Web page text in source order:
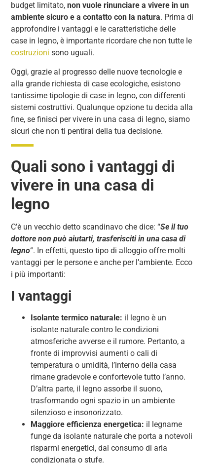
budget limitato,non vuole rinunciare a vivere in un
ambiente sicuro e a contatto con la natura. Prima di
approfondire i vantaggi e le caratteristiche delle
case in legno, è importante ricordare che non tutte le
costruzioni sono uguali.
Oggi, grazie al progresso delle nuove tecnologie e
alla grande richiesta di case ecologiche, esistono
tantissime tipologie di case in legno, con differenti
sistemi costruttivi. Qualunque opzione tu decida alla
fine, se finisci per vivere in una casa di legno, siamo
sicuri che non ti pentirai della tua decisione.
Quali sono i vantaggi di
vivere in una casa di
legno
C’è un vecchio detto scandinavo che dice: “Se il tuo
dottore non può aiutarti, trasferisciti in una casa di
legno“. In effetti, questo tipo di alloggio offre molti
vantaggi per le persone e anche per l’ambiente. Ecco
i più importanti:
I vantaggi
Isolante termico naturale: il legno è un
isolante naturale contro le condizioni
atmosferiche avverse e il rumore. Pertanto, a
fronte di improvvisi aumenti o cali di
temperatura o umidità, l’interno della casa
rimane gradevole e confortevole tutto l’anno.
D’altra parte, il legno assorbe il suono,
trasformando ogni spazio in un ambiente
silenzioso e insonorizzato.
Maggiore efficienza energetica: il legname
funge da isolante naturale che porta a notevoli
risparmi energetici, dal consumo di aria
condizionata o stufe.